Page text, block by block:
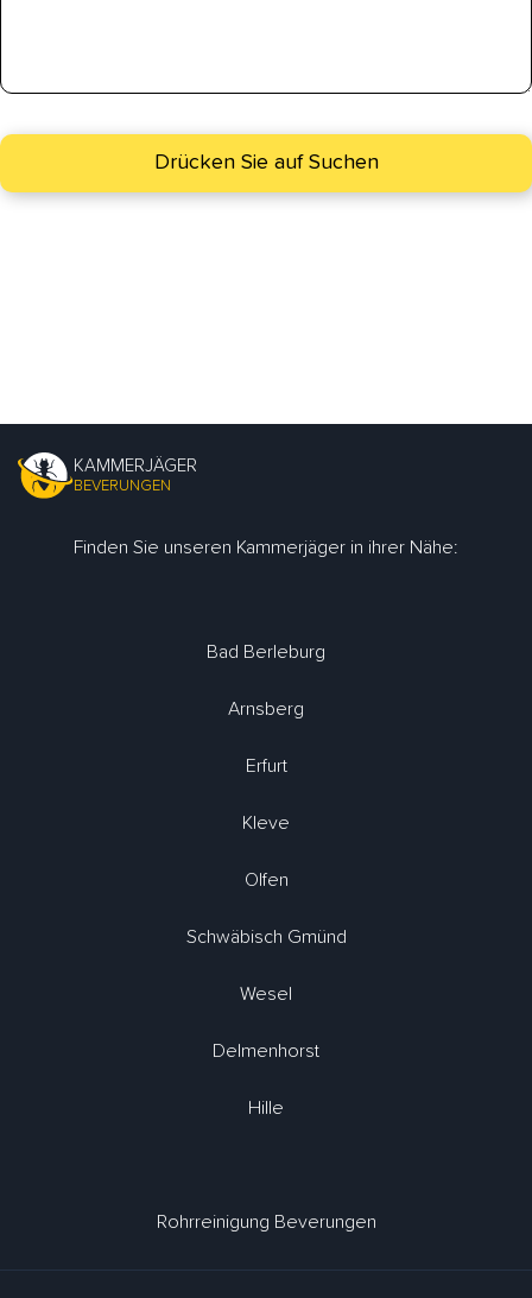
KAMMERJÄGER
BEVERUNGEN
Finden Sie unseren Kammerjäger in ihrer Nähe:
Bad Berleburg
Arnsberg
Erfurt
Kleve
Olfen
Schwäbisch Gmünd
Wesel
Delmenhorst
Hille
Rohrreinigung Beverungen